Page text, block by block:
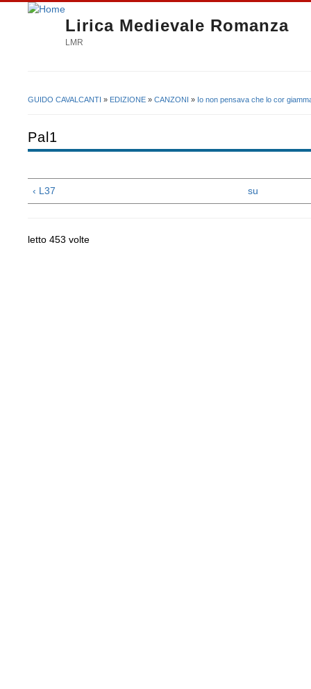
Lirica Medievale Romanza
LMR
GUIDO CAVALCANTI » EDIZIONE » CANZONI » Io non pensava che lo cor
Pal1
‹ L37 su
letto 453 volte